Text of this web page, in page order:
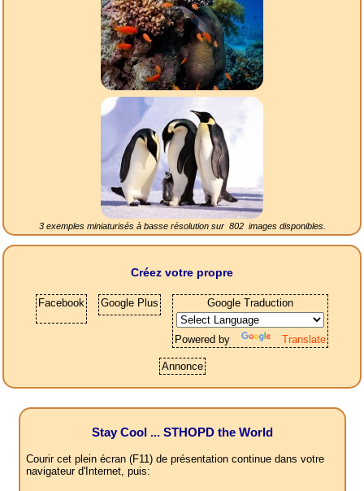
3 exemples miniaturisés à basse résolution sur 802images disponibles.
Créez votre propre
Facebook Google Plus Google Traduction
Powered by Translate
Annonce
Stay Cool ... STHOPD the World
Courir cet plein écran (F11) de présentation continue dans votre
navigateur d'Internet, puis: